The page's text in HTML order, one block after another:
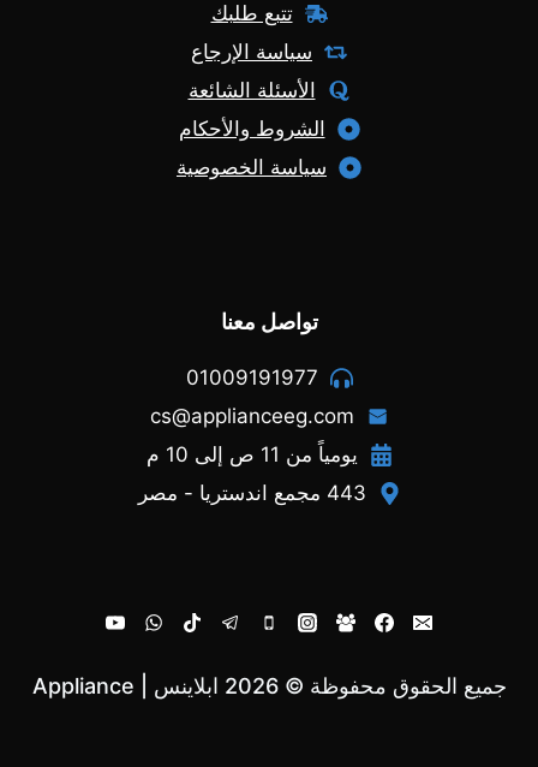
تتبع طلبك
سياسة الإرجاع
الأسئلة الشائعة
الشروط والأحكام
سياسة الخصوصية
تواصل معنا
01009191977
cs@applianceeg.com
يومياً من 11 ص إلى 10 م
443 مجمع اندستريا - مصر
جميع الحقوق محفوظة © 2026 ابلاينس | Appliance